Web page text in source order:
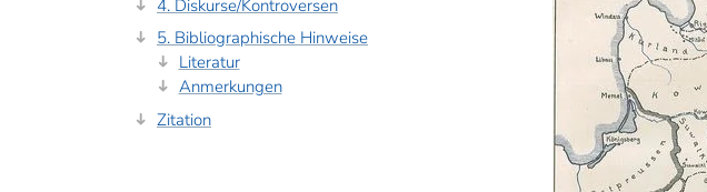
4. Diskurse/Kontroversen
5. Bibliographische Hinweise
Literatur
Anmerkungen
Zitation